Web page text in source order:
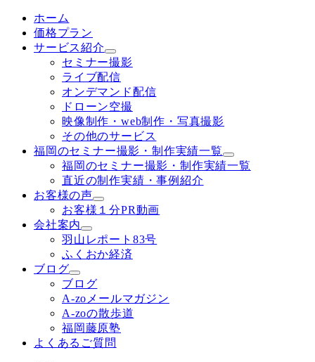
ホーム
価格プラン
サービス紹介
セミナー撮影
ライブ配信
オンデマンド配信
ドローン空撮
映像制作・web制作・写真撮影
その他のサービス
福岡のセミナー撮影・制作実績一覧
福岡のセミナー撮影・制作実績一覧
直近の制作実績・事例紹介
お客様の声
お客様１分PR動画
会社案内
羽山レポート83号
ふくおか経済
ブログ
ブログ
A-zoメールマガジン
A-zoの散歩道
福岡藤原塾
よくあるご質問